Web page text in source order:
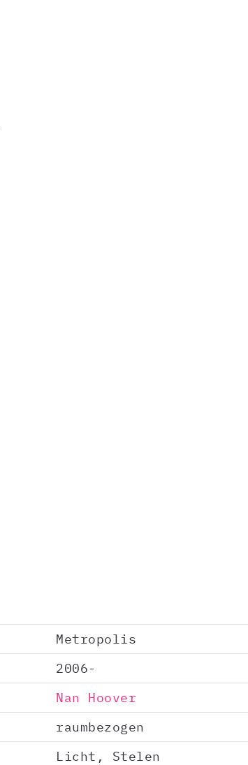
Metropolis
2006-
Nan Hoover
raumbezogen
Licht, Stelen